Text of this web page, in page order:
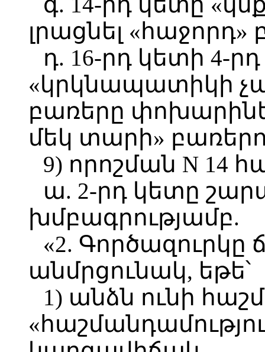
լրացնել «հաջորդ»
դ. 16-րդ կետի 4-
«կրկնապատիկի
բառերը
մեկ տարի»
9) որոշման N 14
ա. 2-րդ կետը
խմբագրությամբ.
«2. Գործազուրկը
անմրցունակ, եթե՝
1) անձն ունի